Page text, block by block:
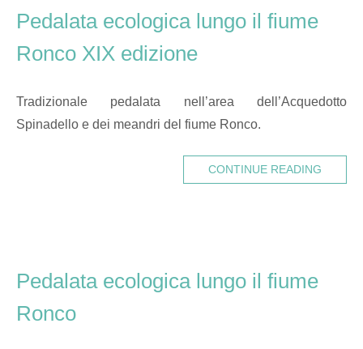
Pedalata ecologica lungo il fiume
Ronco XIX edizione
Tradizionale pedalata nell’area dell’Acquedotto
Spinadello e dei meandri del fiume Ronco.
CONTINUE READING
Pedalata ecologica lungo il fiume
Ronco